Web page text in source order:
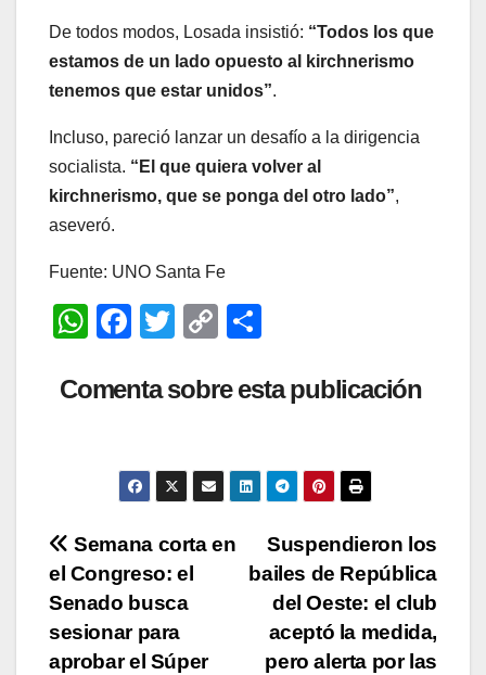
De todos modos, Losada insistió: “Todos los que
estamos de un lado opuesto al kirchnerismo
tenemos que estar unidos”.
Incluso, pareció lanzar un desafío a la dirigencia
socialista. “El que quiera volver al
kirchnerismo, que se ponga del otro lado”,
aseveró.
Fuente: UNO Santa Fe
W
at
F
c
b
o
k
T
tt
C
p
Li
n
m
ar
tir
Comenta sobre esta publicación
Navegación
de
entradas
Suspendieron los
bailes de República
del Oeste: el club
aceptó la medida,
pero alerta por las
Semana corta en
el Congreso: el
Senado busca
sesionar para
aprobar el Súper